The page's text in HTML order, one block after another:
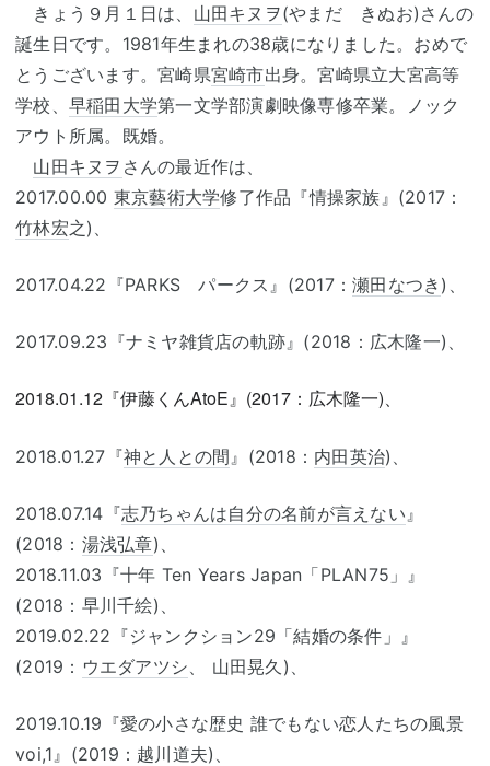
きょう９月１日は、 山田キヌヲ(やまだ きぬお)さんの
誕生日です。1981年生まれの38歳になりました。おめで
とうございます。宮崎県宮崎市出身。宮崎県立大宮高等
学校、 早稲田大学第一文学部演劇映像専修卒業。ノック
アウト所属。既婚。
山田キヌヲ さんの最近作は、
2017.00.00 東京藝術大学修了作品『情操家族』(2017：
竹林宏之)、
2017.04.22『PARKS パークス』(2017： 瀬田なつき )、
2017.09.23『ナミヤ雑貨店の軌跡』(2018：広木隆一)、
2018.01.12『伊藤くんAtoE』(2017：広木隆一)、
2018.01.27『神と人との間』(2018： 内田英治)、
2018.07.14『志乃ちゃんは自分の名前が言えない』
(2018： 湯浅弘章)、
2018.11.03『十年 Ten Years Japan「PLAN75」』
(2018：早川千絵)、
2019.02.22『ジャンクション29「結婚の条件」』
(2019： ウエダアツシ、 山田晃久)、
2019.10.19『愛の小さな歴史 誰でもない恋人たちの風景
voi,1』(2019：越川道夫)、